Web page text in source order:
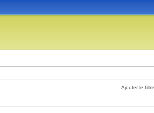
Ajouter le filtre